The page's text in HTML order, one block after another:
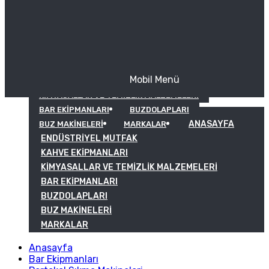
KIMYASALLAR VE TEMIZLIK MALZEMELERI
BAR EKIPMANLARI
BUZDOLAPLARI
BUZ MAKINELERI
MARKALAR
Mobil Menü
ANASAYFA
ENDÜSTRIYEL MUTFAK
KAHVE EKIPMANLARI
KIMYASALLAR VE TEMIZLIK MALZEMELERI
BAR EKIPMANLARI
BUZDOLAPLARI
BUZ MAKINELERI
MARKALAR
Anasayfa
Bar Ekipmanları